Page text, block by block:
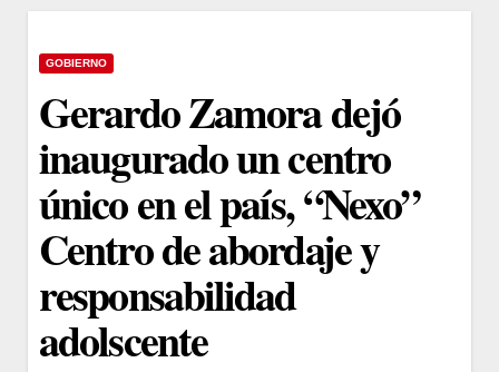
GOBIERNO
Gerardo Zamora dejó
inaugurado un centro
único en el país, “Nexo”
Centro de abordaje y
responsabilidad
adolscente